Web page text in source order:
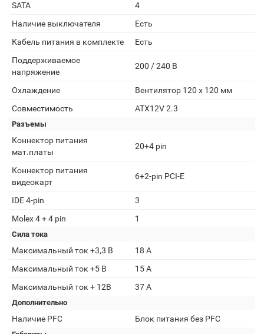
SATA
4
Наличие выключателя
Есть
Кабель питания в комплекте
Есть
Поддерживаемое
напряжение
200 / 240 В
Охлаждение
Вентилятор 120 x 120 мм
Совместимость
ATX12V 2.3
Разъемы
Коннектор питания
мат.платы
20+4 pin
Коннектор питания
видеокарт
6+2-pin PCI-E
IDE 4-pin
3
Molex 4 + 4 pin
1
Сила тока
Максимальный ток +3,3 В
18 A
Максимальный ток +5 В
15 A
Максимальный ток + 12В
37 A
Дополнительно
Наличие PFC Блок питания без PFC